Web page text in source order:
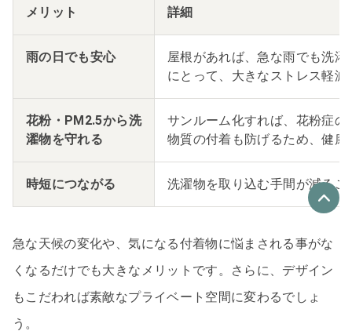
メリット 詳細
雨の日でも安心
屋根があれば、急な雨でも洗
にとって、大きなストレス軽減
花粉・PM2.5から洗
濯物を守れる
サンルーム化すれば、花粉症
物質の付着も防げるため、健
時短につながる 洗濯物を取り込む手間が減る
急な天候の変化や、気になる付着物に悩まされる事がな
くなるだけでも大きなメリットです。さらに、デザイン
もこだわれば素敵なプライベート空間に変わるでしょ
う。
優良なリフォーム会社
リフォーム会社紹介を申し込む